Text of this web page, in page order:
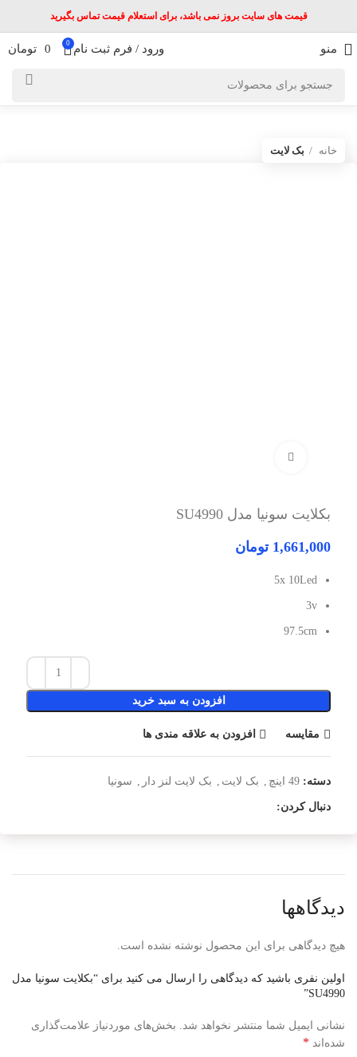
قیمت های سایت بروز نمی باشد، برای استعلام قیمت تماس بگیرید
منو ورود / فرم ثبت نام 0
0 تومان
خانه بک لایت
بکلایت سونیا مدل SU4990
1,661,000 تومان
5x 10Led
3v
97.5cm
افزودن به سبد خرید
مقایسه افزودن به علاقه مندی ها
دسته: 49 اینچ , بک لایت , بک لایت لنز دار , سونیا
دنبال کردن:
دیدگاهها
هیچ دیدگاهی برای این محصول نوشته نشده است.
اولین نفری باشید که دیدگاهی را ارسال می کنید برای “بکلایت سونیا مدل
SU4990”
نشانی ایمیل شما منتشر نخواهد شد. بخش‌های موردنیاز علامت‌گذاری
شده‌اند *